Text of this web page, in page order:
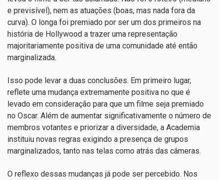
e previsível), nem as atuações (boas, mas nada fora da
curva). O longa foi premiado por ser um dos primeiros na
história de Hollywood a trazer uma representação
majoritariamente positiva de uma comunidade até então
marginalizada.
Isso pode levar a duas conclusões. Em primeiro lugar,
reflete uma mudança extremamente positiva no que é
levado em consideração para que um filme seja premiado
no Oscar. Além de aumentar significativamente o número de
membros votantes e priorizar a diversidade, a Academia
instituiu novas regras exigindo a presença de grupos
marginalizados, tanto nas telas como atrás das câmeras.
O reflexo dessas mudanças já pode ser percebido. Nos